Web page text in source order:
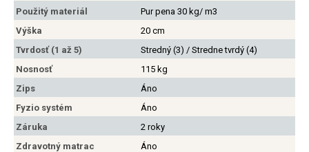
Použitý materiál
Pur pena 30 kg/ m3
Výška
20 cm
Tvrdosť (1 až 5)
Stredný (3) / Stredne tvrdý (4)
Nosnosť
115 kg
Zips
Áno
Fyzio systém
Áno
Záruka
2 roky
Zdravotný matrac
Áno